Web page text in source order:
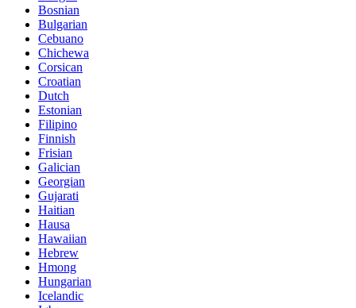
Bosnian
Bulgarian
Cebuano
Chichewa
Corsican
Croatian
Dutch
Estonian
Filipino
Finnish
Frisian
Galician
Georgian
Gujarati
Haitian
Hausa
Hawaiian
Hebrew
Hmong
Hungarian
Icelandic